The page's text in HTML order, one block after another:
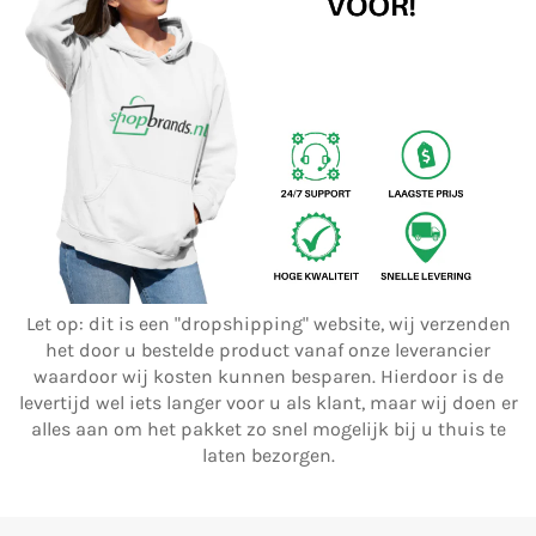
Let op: dit is een "dropshipping" website, wij verzenden
het door u bestelde product vanaf onze leverancier
waardoor wij kosten kunnen besparen. Hierdoor is de
levertijd wel iets langer voor u als klant, maar wij doen er
alles aan om het pakket zo snel mogelijk bij u thuis te
laten bezorgen.